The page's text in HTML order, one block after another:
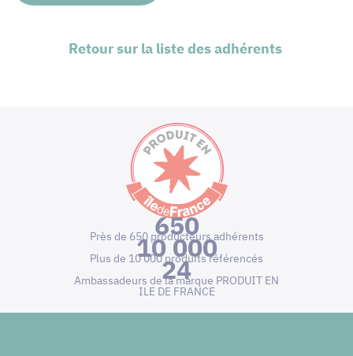
Retour sur la liste des adhérents
650
Près de 650 producteurs adhérents
10 000
Plus de 10 000 produits référencés
24
Ambassadeurs de la marque PRODUIT EN
ILE DE FRANCE